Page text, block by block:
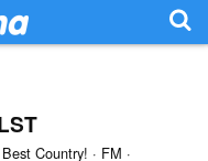
Country! · FM ·